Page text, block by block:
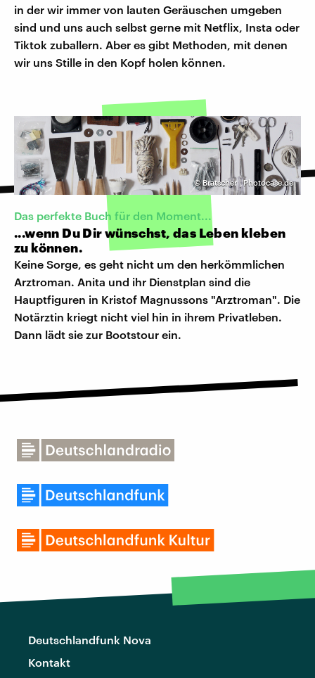
in der wir immer von lauten Geräuschen umgeben
sind und uns auch selbst gerne mit Netflix, Insta oder
Tiktok zuballern. Aber es gibt Methoden, mit denen
wir uns Stille in den Kopf holen können.
©Bratscher | Photocase.de
Das perfekte Buch für den Moment...
...wenn Du Dir wünschst, das Leben kleben
zu können.
Keine Sorge, es geht nicht um den herkömmlichen
Arztroman. Anita und ihr Dienstplan sind die
Hauptfiguren in Kristof Magnussons "Arztroman". Die
Notärztin kriegt nicht viel hin in ihrem Privatleben.
Dann lädt sie zur Bootstour ein.
Deutschlandfunk Nova
Kontakt